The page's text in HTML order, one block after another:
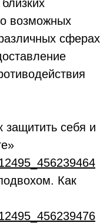
возможных
сферах
защитить себя и
Как